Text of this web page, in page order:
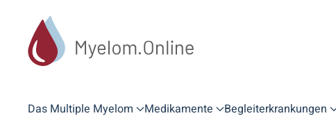
Zum Hauptinhalt springen
Das Multiple Myelom Medikamente Begleiterkrankungen